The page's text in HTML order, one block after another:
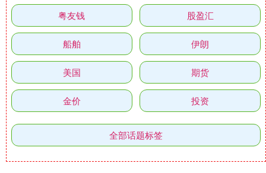
粤友钱 股盈汇
船舶 伊朗
美国 期货
金价 投资
全部话题标签